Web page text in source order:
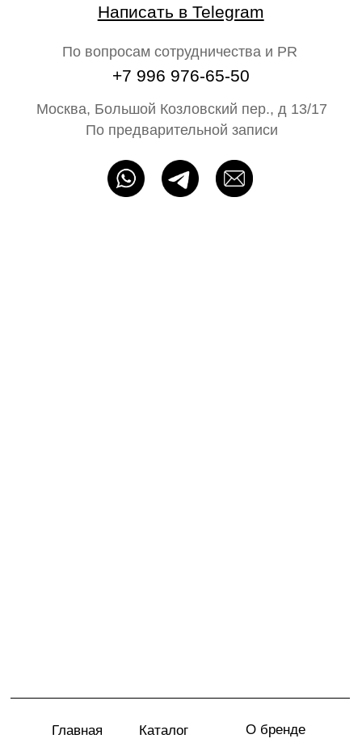
Каталог О бренде
ИП Байбакова Н. А. ОГРНИП: 320715400052483
Разработка сайта
Блог N68 Партнёрам
Политика конфиденциальности
Оферта